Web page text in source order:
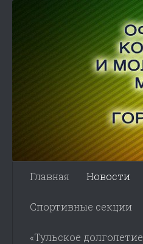
Главная Новости
Спортивные секции
«Тульское